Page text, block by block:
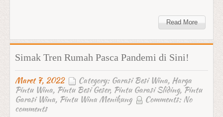
Read More
Simak Tren Rumah Pasca Pandemi di Sini!
Maret 7, 2022 Category: Garasi Besi Wina, Harga
Pintu Wina, Pintu Besi Geser, Pintu Garasi Sliding, Pintu
Garasi Wina, Pintu Wina Menikung Comments: No
comments